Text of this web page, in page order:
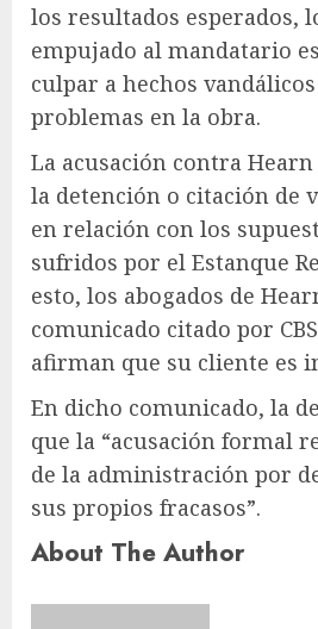
los resultados esperados,
empujado al mandatario
culpar a hechos
problemas en la obra.
La acusación contra
la detención o citación de
en relación con los
sufridos por el Estanque
esto, los abogados de
comunicado citado por
afirman que su cliente es
En dicho comunicado, la
que la “acusación formal
de la administración por
sus propios fracasos”.
About The Author